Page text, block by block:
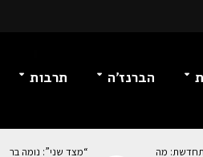
הברנז’ה תרבות
מה
“מצד שני”: נומה בר